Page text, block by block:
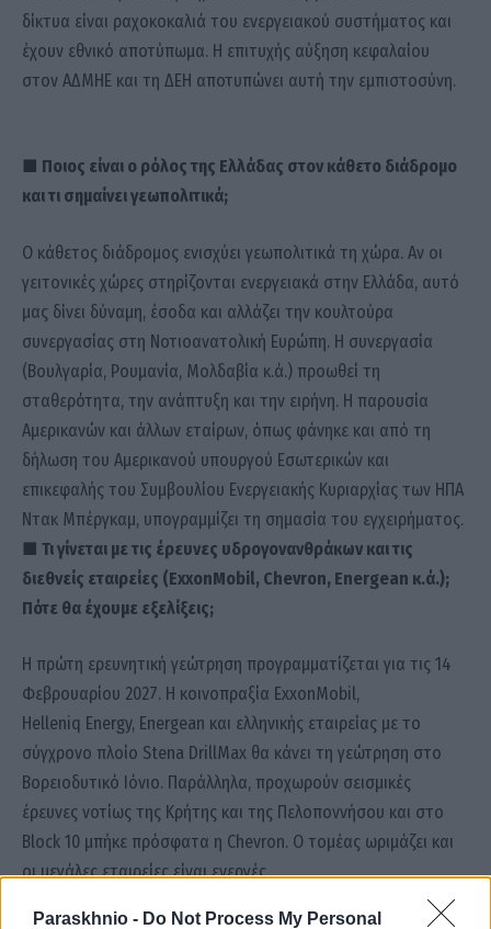
Paraskhnio - Do Not Process My Personal
δίκτυα είναι ραχοκοκαλιά του ενεργειακού συστήματος και
έχουν εθνικό αποτύπωμα. Η επιτυχής αύξηση κεφαλαίου
στον ΑΔΜΗΕ και τη ΔΕΗ αποτυπώνει αυτή την εμπιστοσύνη.
■ Ποιος είναι ο ρόλος της Ελλάδας στον κάθετο διάδρομο
και τι σημαίνει γεωπολιτικά;
Ο κάθετος διάδρομος ενισχύει γεωπολιτικά τη χώρα. Αν οι
γειτονικές χώρες στηρίζονται ενεργειακά στην Ελλάδα, αυτό
μας δίνει δύναμη, έσοδα και αλλάζει την κουλτούρα
συνεργασίας στη Νοτιοανατολική Ευρώπη. Η συνεργασία
(Βουλγαρία, Ρουμανία, Μολδαβία κ.ά.) προωθεί τη
σταθερότητα, την ανάπτυξη και την ειρήνη. Η παρουσία
Αμερικανών και άλλων εταίρων, όπως φάνηκε και από τη
δήλωση του Αμερικανού υπουργού Εσωτερικών και
επικεφαλής του Συμβουλίου Ενεργειακής Κυριαρχίας των ΗΠΑ
Ντακ Μπέργκαμ, υπογραμμίζει τη σημασία του εγχειρήματος.
■ Τι γίνεται με τις έρευνες υδρογονανθράκων και τις
διεθνείς εταιρείες (ExxonMobil, Chevron, Energean κ.ά.);
Πότε θα έχουμε εξελίξεις;
Η πρώτη ερευνητική γεώτρηση προγραμματίζεται για τις 14
Φεβρουαρίου 2027. Η κοινοπραξία ExxonMobil,
Helleniq Energy, Energean και ελληνικής εταιρείας με το
σύγχρονο πλοίο Stena DrillMax θα κάνει τη γεώτρηση στο
Βορειοδυτικό Ιόνιο. Παράλληλα, προχωρούν σεισμικές
έρευνες νοτίως της Κρήτης και της Πελοποννήσου και στο
Block 10 μπήκε πρόσφατα η Chevron. Ο τομέας ωριμάζει και
οι μεγάλες εταιρείες είναι ενεργές.